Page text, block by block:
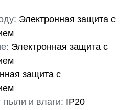
Электронная защита c
Электронная защита c
защита c
пыли и влаги: IP20